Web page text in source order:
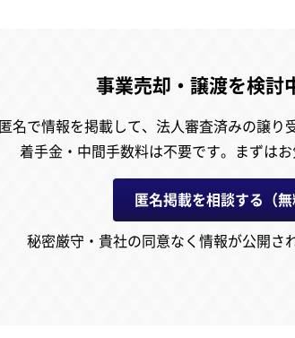
事業売却・譲渡を検討
匿名で情報を掲載して、 法人審査済みの譲り
着手金・中間手数料は不要です。
まずは
匿名掲載を相談する（無
秘密厳守・貴社の同意なく情報が公開さ